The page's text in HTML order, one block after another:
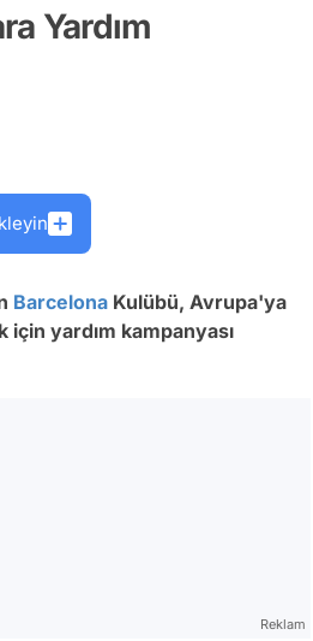
Yardım
Barcelona Kulübü, Avrupa'ya
için yardım kampanyası
Reklam